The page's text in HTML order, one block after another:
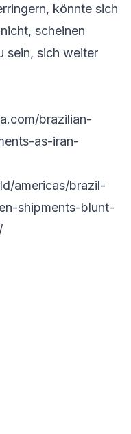
könnte sich
scheinen
sein, sich weiter
brazilian-
as-iran-
americas/brazil-
shipments-blunt-